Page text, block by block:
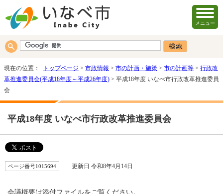
メニュー
現在の位置： トップページ > 市政情報 > 市の計画・施策 > 市の計画等 > 行政改
革推進委員会(平成18年度～平成26年度) > 平成18年度 いなべ市行政改革推進委員
会
平成18年度 いなべ市行政改革推進委員会
ページ番号1015694 更新日 令和8年4月14日
会議概要は添付ファイルをご覧ください。